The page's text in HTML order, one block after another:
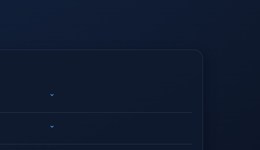
⌄
⌄